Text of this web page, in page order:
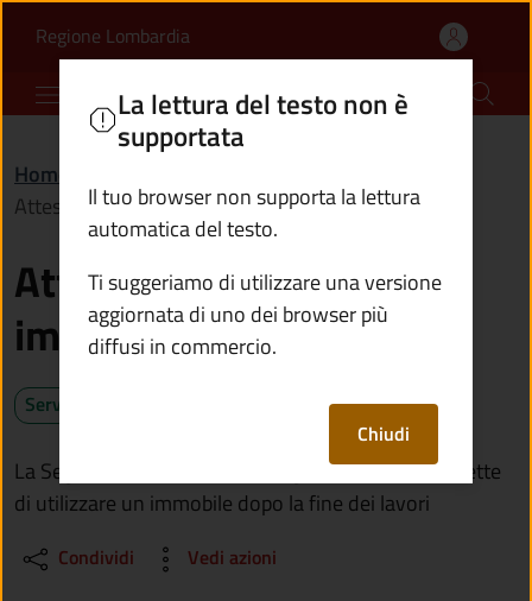
Attestare l'agibilità di
Regione Lombardia(apre in un'altra scheda).
Comune di Incudine
Home
Attestare l'agibilità di un immobile
Attestare l'agibilità di un
immobile
Servizio attivo
La Segnalazione certificata di agibilità (Sca) ti permette
di utilizzare un immobile dopo la fine dei lavori
Condividi Vedi azioni
La lettura del testo non è
supportata
Il tuo browser non supporta la lettura
automatica del testo.
Ti suggeriamo di utilizzare una versione
aggiornata di uno dei browser più
diffusi in commercio.
Chiudi